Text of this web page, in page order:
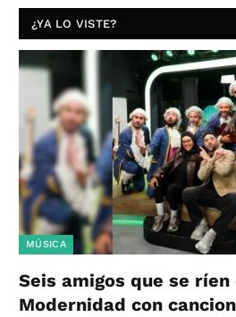
¿YA LO VISTE?
MÚSICA
Seis amigos que se ríen
Modernidad con